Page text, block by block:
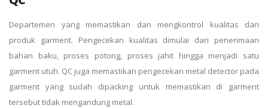
Departemen yang memastikan dan mengkontrol kualitas dari
produk garment. Pengecekan kualitas dimulai dari penerimaan
bahan baku, proses potong, proses jahit hingga menjadi satu
garment utuh. QC juga memastikan pengecekan metal detector pada
garment yang sudah dipacking untuk memastikan di garment
tersebut tidak mengandung metal.